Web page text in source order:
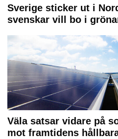
Sverige sticker ut i
svenskar vill bo i
Väla satsar vidare på
mot framtidens